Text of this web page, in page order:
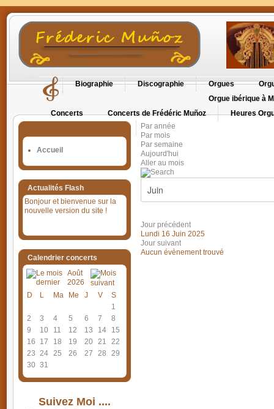
Biographie Discographie Orgues
Orgue ibérique à
Concerts
Concerts de Frédéric Muñoz
Heures
Accueil
Actualités Flash
Bonjour et bienvenue sur la
nouvelle version du site !
Calendrier concerts
Août
2026
D
L Ma Me J V
S
1
2
3 4 5 6 7
8
9
10 11 12 13 14
15
16
17 18 19 20 21
22
23 24 25 26 27 28
29
30 31
Suivez Moi ....
Par année
Par mois
Par semaine
Aujourd'hui
Aller au mois
Jour précédent
Lundi 16 Juin 2025
Jour suivant
Aucun évènement trouvé